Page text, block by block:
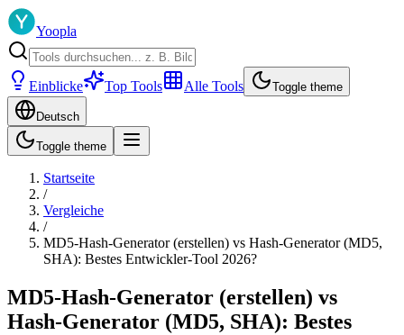
Yoopla
Einblicke Top Tools Alle Tools Toggle theme
Deutsch
Toggle theme
Startseite
/
Vergleiche
/
MD5-Hash-Generator (erstellen) vs Hash-Generator (MD5,
SHA): Bestes Entwickler-Tool 2026?
MD5-Hash-Generator (erstellen) vs
Hash-Generator (MD5, SHA): Bestes